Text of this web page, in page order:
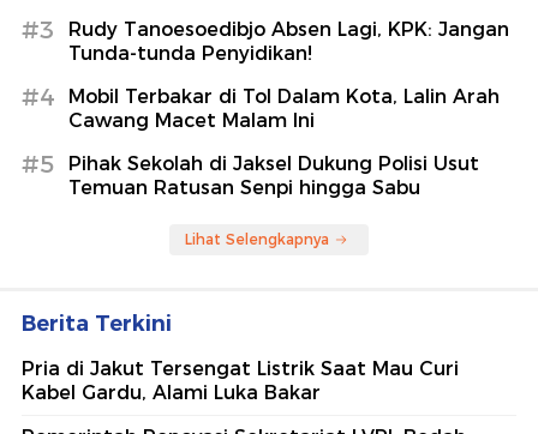
#3
Rudy Tanoesoedibjo Absen Lagi, KPK: Jangan
Tunda-tunda Penyidikan!
#4
Mobil Terbakar di Tol Dalam Kota, Lalin Arah
Cawang Macet Malam Ini
#5
Pihak Sekolah di Jaksel Dukung Polisi Usut
Temuan Ratusan Senpi hingga Sabu
Lihat Selengkapnya
Berita Terkini
Pria di Jakut Tersengat Listrik Saat Mau Curi
Kabel Gardu, Alami Luka Bakar